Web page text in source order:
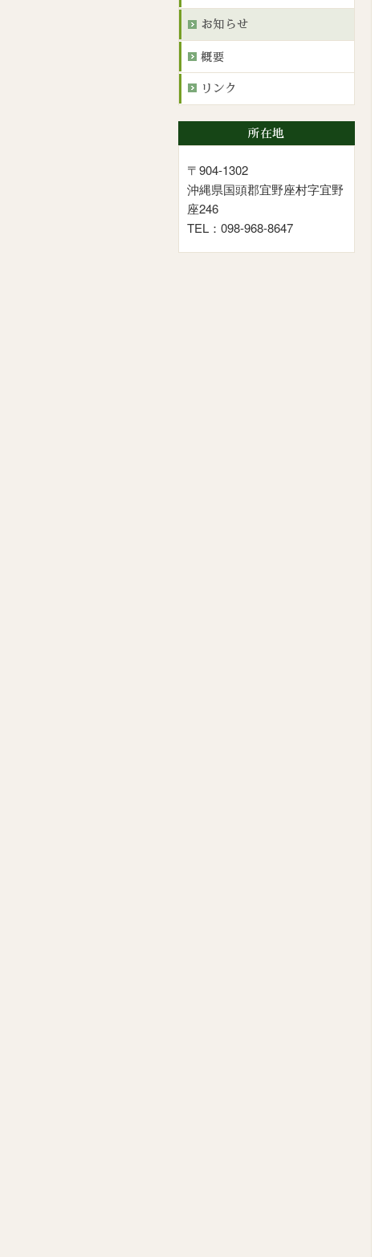
〒904-1302
沖縄県国頭郡宜野座村字宜野
座246
TEL：098-968-8647